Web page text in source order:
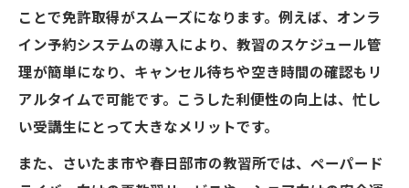
ことで免許取得がスムーズになります。例えば、オンラ
イン予約システムの導入により、教習のスケジュール管
理が簡単になり、キャンセル待ちや空き時間の確認もリ
アルタイムで可能です。こうした利便性の向上は、忙し
い受講生にとって大きなメリットです。
また、さいたま市や春日部市の教習所では、ペーパード